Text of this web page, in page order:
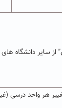
از سایر دانشگاه
هر واحد درسی